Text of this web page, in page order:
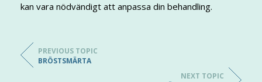
kan vara nödvändigt att anpassa din behandling.
PREVIOUS TOPIC
BRÖSTSMÄRTA
NEXT TOPIC